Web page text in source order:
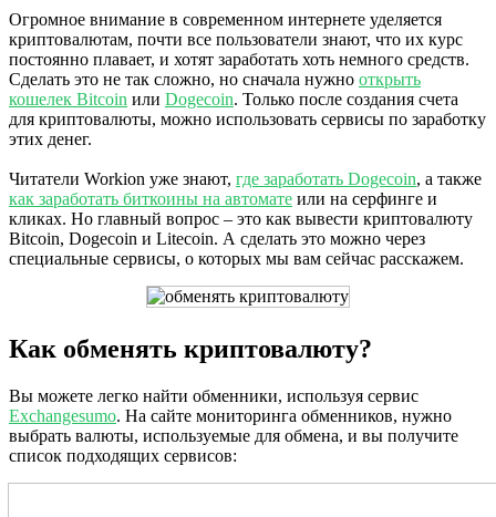
Огромное внимание в современном интернете уделяется
криптовалютам, почти все пользователи знают, что их курс
постоянно плавает, и хотят заработать хоть немного средств.
Сделать это не так сложно, но сначала нужно открыть
кошелек Bitcoin или Dogecoin. Только после создания счета
для криптовалюты, можно использовать сервисы по заработку
этих денег.
Читатели Workion уже знают, где заработать Dogecoin, а также
как заработать биткоины на автомате или на серфинге и
кликах. Но главный вопрос – это как вывести криптовалюту
Bitcoin, Dogecoin и Litecoin. А сделать это можно через
специальные сервисы, о которых мы вам сейчас расскажем.
Как обменять криптовалюту?
Вы можете легко найти обменники, используя сервис
Exchangesumo. На сайте мониторинга обменников, нужно
выбрать валюты, используемые для обмена, и вы получите
список подходящих сервисов: